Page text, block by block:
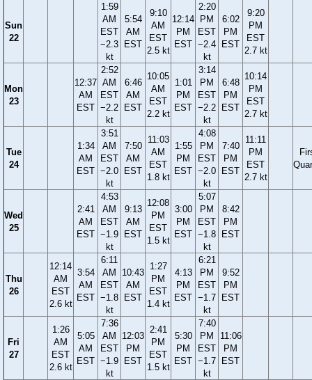
Sun
22
1:59
AM
EST
−2.3
kt
5:54
AM
EST
9:10
AM
EST
2.5 kt
12:14
PM
EST
2:20
PM
EST
−2.4
kt
6:02
PM
EST
9:20
PM
EST
2.7 kt
Mon
23
12:37
AM
EST
2:52
AM
EST
−2.2
kt
6:46
AM
EST
10:05
AM
EST
2.2 kt
1:01
PM
EST
3:14
PM
EST
−2.2
kt
6:48
PM
EST
10:14
PM
EST
2.7 kt
Tue
24
1:34
AM
EST
3:51
AM
EST
−2.0
kt
7:50
AM
EST
11:03
AM
EST
1.8 kt
1:55
PM
EST
4:08
PM
EST
−2.0
kt
7:40
PM
EST
11:11
PM
EST
2.7 kt
Wed
25
2:41
AM
EST
4:53
AM
EST
−1.9
kt
9:13
AM
EST
12:08
PM
EST
1.5 kt
3:00
PM
EST
5:07
PM
EST
−1.8
kt
8:42
PM
EST
Thu
26
12:14
AM
EST
2.6 kt
3:54
AM
EST
6:11
AM
EST
−1.8
kt
10:43
AM
EST
1:27
PM
EST
1.4 kt
4:13
PM
EST
6:21
PM
EST
−1.7
kt
9:52
PM
EST
Fri
27
1:26
AM
EST
2.6 kt
5:05
AM
EST
7:36
AM
EST
−1.9
kt
12:03
PM
EST
2:41
PM
EST
1.5 kt
5:30
PM
EST
7:40
PM
EST
−1.7
kt
11:06
PM
EST